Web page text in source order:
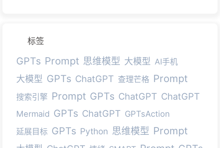
标签
GPTs Prompt 思维模型 大模型 AI手机
大模型 GPTs ChatGPT 查理芒格 Prompt
搜索引擎 Prompt GPTs ChatGPT ChatGPT
Mermaid GPTs ChatGPT GPTsAction
延展目标 GPTs Python 思维模型 Prompt